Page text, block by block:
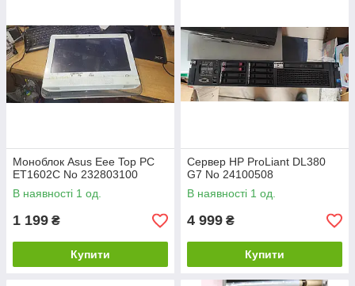
Моноблок Asus Eee Top PC
ET1602C No 232803100
В наявності 1 од.
1 199 ₴
Купити
Сервер HP ProLiant DL380
G7 No 24100508
В наявності 1 од.
4 999 ₴
Купити